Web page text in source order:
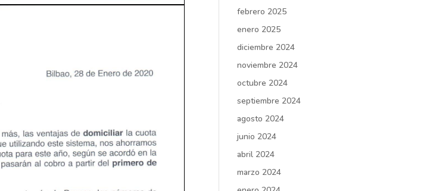
febrero 2025
enero 2025
diciembre 2024
noviembre 2024
octubre 2024
septiembre 2024
agosto 2024
junio 2024
abril 2024
marzo 2024